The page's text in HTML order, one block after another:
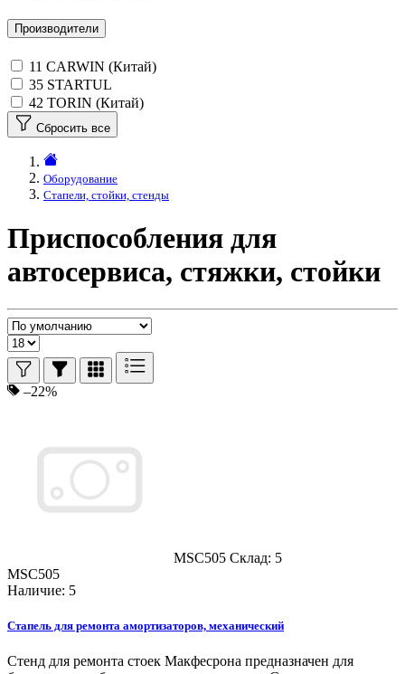
Производители
11 CARWIN (Китай)
35 STARTUL
42 TORIN (Китай)
Сбросить все
Оборудование
Стапели, стойки, стенды
Приспособления для
автосервиса, стяжки, стойки
–22%
MSC505 Склад: 5
MSC505
Наличие: 5
Стапель для ремонта амортизаторов, механический
Стенд для ремонта стоек Макфесрона предназначен для